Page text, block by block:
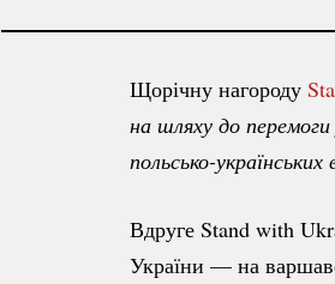
Щорічну нагороду
польсько-українських
Вдруге Stand with
України — на